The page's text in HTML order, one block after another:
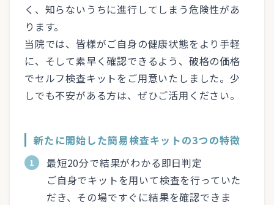
く、知らないうちに進行してしまう危険性があ
ります。
当院では、皆様がご自身の健康状態をより手軽
に、そして素早く確認できるよう、破格の価格
でセルフ検査キットをご用意いたしました。少
しでも不安がある方は、ぜひご活用ください。
新たに開始した簡易検査キットの3つの特徴
最短20分で結果がわかる即日判定
ご自身でキットを用いて検査を行っていた
だき、その場ですぐに結果を確認できま